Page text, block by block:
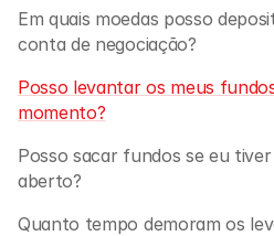
Investimento 101
Calendário Econômico
Em quais moedas posso
conta de negociação?
Posso levantar os meus
momento?
Posso sacar fundos se eu
aberto?
Quanto tempo demoram os